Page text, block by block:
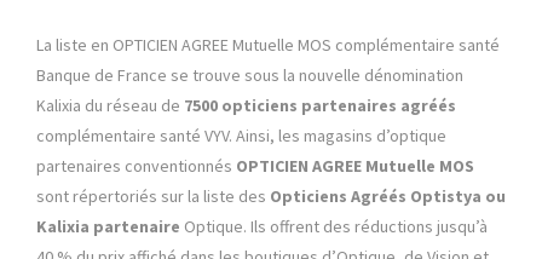
La liste en OPTICIEN AGREE Mutuelle MOS complémentaire santé
Banque de France se trouve sous la nouvelle dénomination
Kalixia du réseau de 7500 opticiens partenaires agréés
complémentaire santé VYV. Ainsi, les magasins d’optique
partenaires conventionnés OPTICIEN AGREE Mutuelle MOS
sont répertoriés sur la liste des Opticiens Agréés Optistya ou
Kalixia partenaire Optique. Ils offrent des réductions jusqu’à